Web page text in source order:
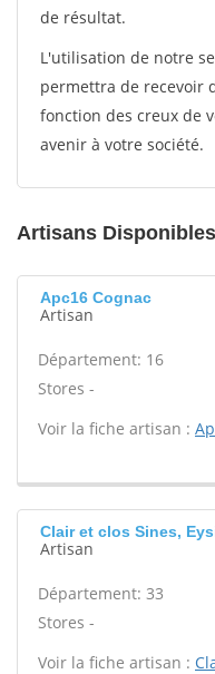
de résultat.
L'utilisation de notre
permettra de recevoir
fonction des creux de
avenir à votre société.
Artisans Disponibles
Apc16 Cognac
Artisan
Département: 16
Stores -
Voir la fiche artisan :
Clair et clos Sines,
Artisan
Département: 33
Stores -
Voir la fiche artisan :